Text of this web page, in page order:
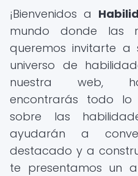
¡Bienvenidos a
mundo donde las
queremos invitarte a
universo de
nuestra web,
encontrarás todo lo
sobre las
ayudarán a
destacado y a
te presentamos un